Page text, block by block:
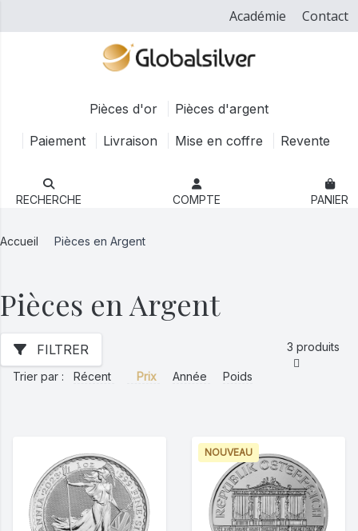
Académie Contact
Pièces d'or
Pièces d'argent
Paiement
Livraison Mise en coffre Revente
RECHERCHE COMPTE PANIER
Accueil Pièces en Argent
Pièces en Argent
FILTRER
Trier par : Récent Prix Année Poids
3 produits
NOUVEAU